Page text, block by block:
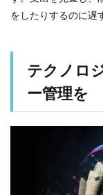
をしたりするのに遅
テクノロ
ー管理を